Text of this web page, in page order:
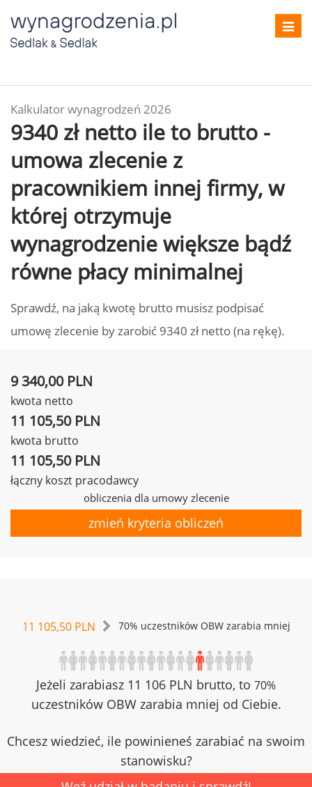
Kalkulator wynagrodzeń 2026
9340 zł netto ile to brutto -
umowa zlecenie z
pracownikiem innej firmy, w
której otrzymuje
wynagrodzenie większe bądź
równe płacy minimalnej
Sprawdź, na jaką kwotę brutto musisz podpisać
umowę zlecenie by zarobić 9340 zł netto (na rękę).
9 340,00 PLN
kwota netto
11 105,50 PLN
kwota brutto
11 105,50 PLN
łączny koszt pracodawcy
obliczenia dla umowy zlecenie
zmień kryteria obliczeń
11 105,50 PLN 70% uczestników OBW zarabia mniej
Jeżeli zarabiasz 11 106 PLN brutto, to 70%
uczestników OBW zarabia mniej od Ciebie.
Chcesz wiedzieć, ile powinieneś zarabiać na swoim
stanowisku?